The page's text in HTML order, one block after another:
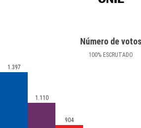
Número de votos
100% ESCRUTADO
1.397
1.110
904